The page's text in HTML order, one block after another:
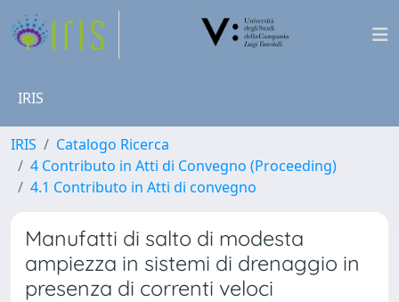
IRIS
IRIS
Catalogo Ricerca
4 Contributo in Atti di Convegno (Proceeding)
4.1 Contributo in Atti di convegno
Manufatti di salto di modesta
ampiezza in sistemi di drenaggio in
presenza di correnti veloci